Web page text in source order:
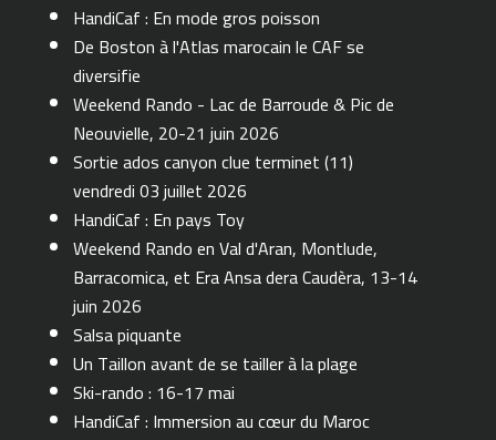
HandiCaf : En mode gros poisson
De Boston à l'Atlas marocain le CAF se
diversifie
Weekend Rando - Lac de Barroude & Pic de
Neouvielle, 20-21 juin 2026
Sortie ados canyon clue terminet (11)
vendredi 03 juillet 2026
HandiCaf : En pays Toy
Weekend Rando en Val d'Aran, Montlude,
Barracomica, et Era Ansa dera Caudèra, 13-14
juin 2026
Salsa piquante
Un Taillon avant de se tailler à la plage
Ski-rando : 16-17 mai
HandiCaf : Immersion au cœur du Maroc